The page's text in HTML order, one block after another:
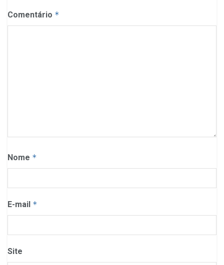
Comentário *
Nome *
E-mail *
Site